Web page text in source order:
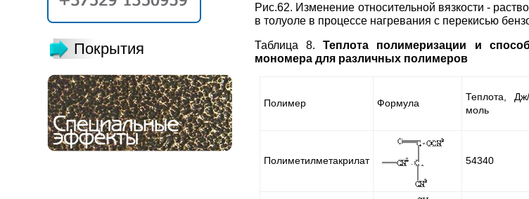
Покрытия
Рис.62. Изменение относительной вязкости -
в толуоле в процессе нагревания с перекисью
Таблица 8.Теплота полимеризации и
мономера для различных полимеров
Полимер Формула
Теплота, Дж/
моль
Полиметилметакрилат 54340